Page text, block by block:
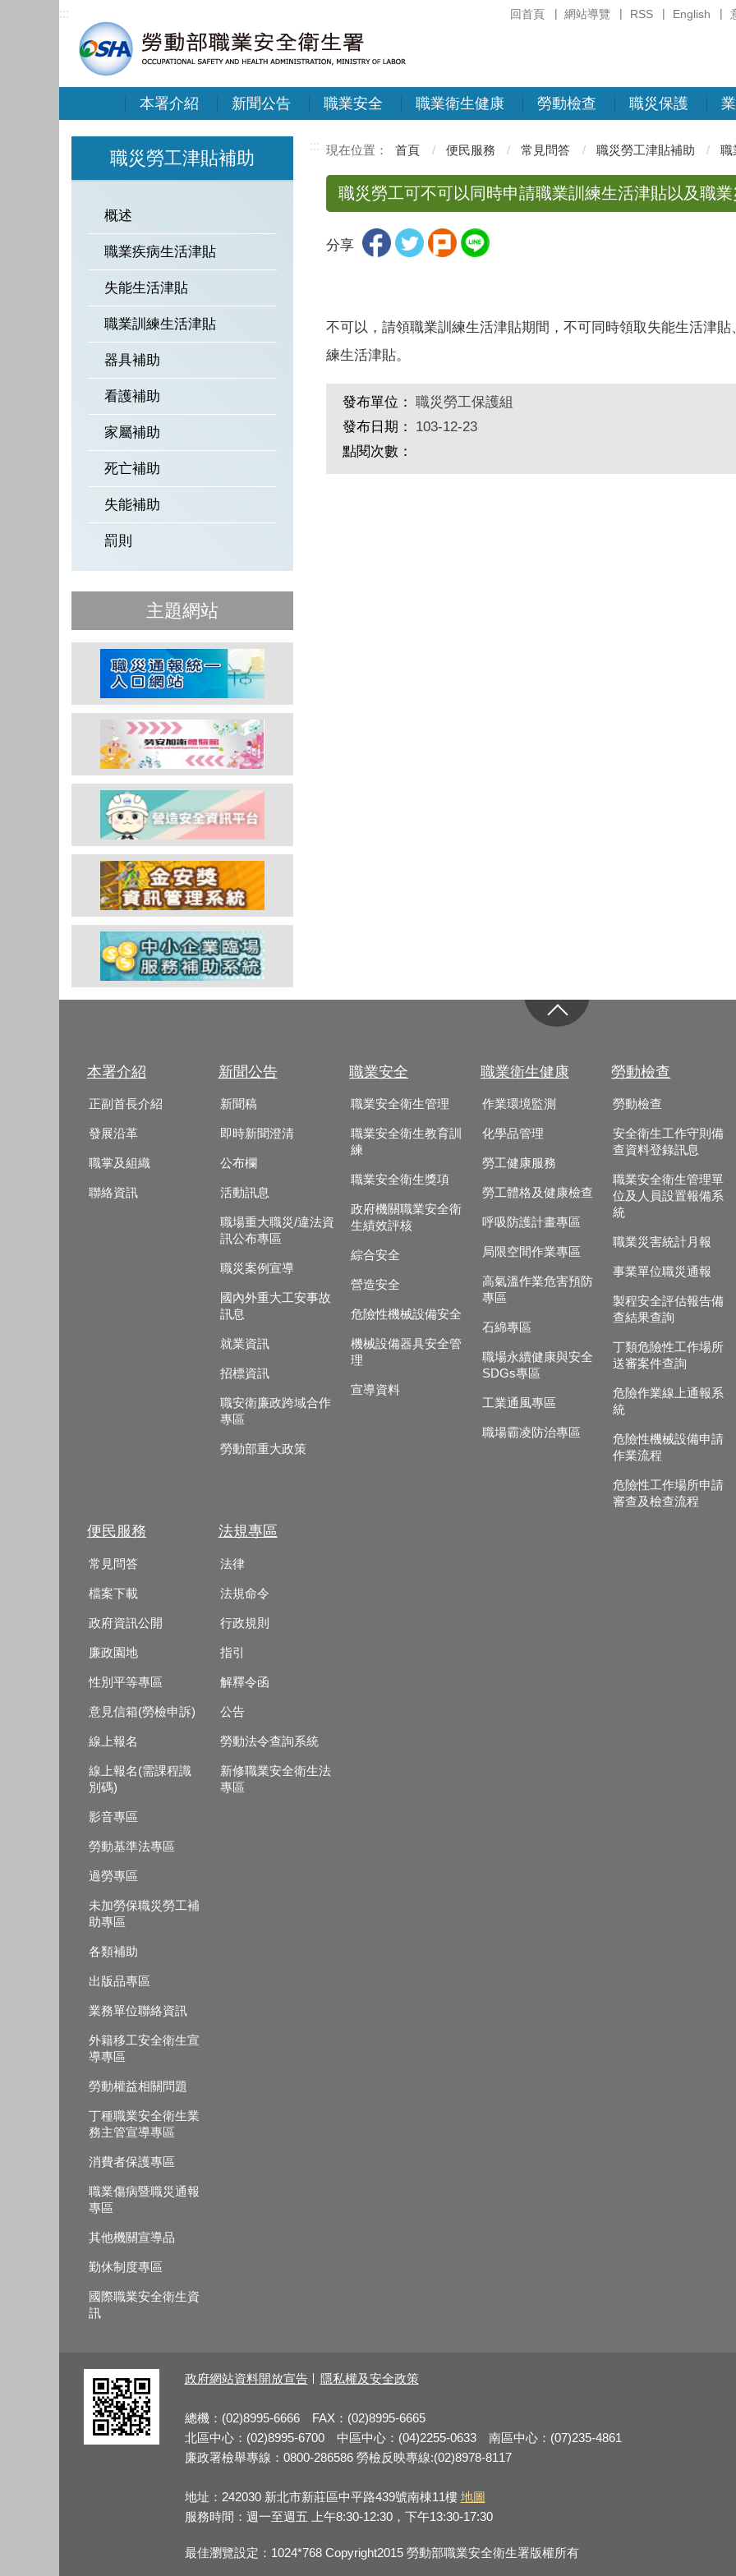
回首頁 網站導覽 RSS English
:::
本署介紹 新聞公告 職業安全 職業衛生健康 勞動檢查 職災保護
職災勞工津貼補助
概述
職業疾病生活津貼
失能生活津貼
職業訓練生活津貼
器具補助
看護補助
家屬補助
死亡補助
失能補助
罰則
主題網站
::: 首頁 便民服務 常見問答 職災勞工津貼補助 職
職災勞工可不可以同時申請職業訓練生活津貼以及職
分享
不可以，請領職業訓練生活津貼期間，不可同時領取失能生活津
練生活津貼。
發布單位： 職災勞工保護組
發布日期：
103-12-23
點閱次數：
本署介紹
正副首長介紹
發展沿革
職掌及組織
聯絡資訊
新聞公告
新聞稿
即時新聞澄清
公布欄
活動訊息
職場重大職災/違法資
訊公布專區
職災案例宣導
國內外重大工安事故
訊息
就業資訊
招標資訊
職安衛廉政跨域合作
專區
勞動部重大政策
職業安全
職業安全衛生管理
職業安全衛生教育訓
練
職業安全衛生獎項
政府機關職業安全衛
生績效評核
綜合安全
營造安全
危險性機械設備安全
機械設備器具安全管
理
宣導資料
職業衛生健康
作業環境監測
化學品管理
勞工健康服務
勞工體格及健康檢查
呼吸防護計畫專區
局限空間作業專區
高氣溫作業危害預防
專區
石綿專區
職場永續健康與安全
SDGs專區
工業通風專區
職場霸凌防治專區
勞動檢查
勞動檢查
安全衛生工作守則備
查資料登錄訊息
職業安全衛生管理單
位及人員設置報備系
統
職業災害統計月報
事業單位職災通報
製程安全評估報告備
查結果查詢
丁類危險性工作場所
送審案件查詢
危險作業線上通報系
統
危險性機械設備申請
作業流程
危險性工作場所申請
審查及檢查流程
便民服務
常見問答
檔案下載
政府資訊公開
廉政園地
性別平等專區
意見信箱(勞檢申訴)
線上報名
線上報名(需課程識
別碼)
影音專區
勞動基準法專區
過勞專區
未加勞保職災勞工補
助專區
各類補助
出版品專區
業務單位聯絡資訊
外籍移工安全衛生宣
導專區
勞動權益相關問題
丁種職業安全衛生業
務主管宣導專區
消費者保護專區
職業傷病暨職災通報
專區
其他機關宣導品
勤休制度專區
國際職業安全衛生資
訊
法規專區
法律
法規命令
行政規則
指引
解釋令函
公告
勞動法令查詢系統
新修職業安全衛生法
專區
政府網站資料開放宣告 隱私權及安全政策
總機：(02)8995-6666 FAX：(02)8995-6665
北區中心：(02)8995-6700 中區中心：(04)2255-0633 南區中心：(07)235-4861
廉政署檢舉專線：0800-286586 勞檢反映專線:(02)8978-8117
地址：242030 新北市新莊區中平路439號南棟11樓 地圖
服務時間：週一至週五 上午8:30-12:30，下午13:30-17:30
最佳瀏覽設定：1024*768 Copyright2015 勞動部職業安全衛生署版權所有